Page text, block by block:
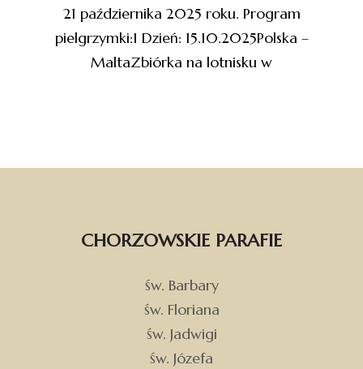
21 października 2025 roku. Program
pielgrzymki:1 Dzień: 15.10.2025Polska –
MaltaZbiórka na lotnisku w
CHORZOWSKIE PARAFIE
św. Barbary
św. Floriana
św. Jadwigi
św. Józefa